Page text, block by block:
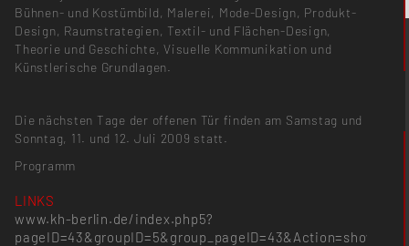
Bühnen- und Kostümbild, Malerei, Mode-Design, Produkt-
Design, Raumstrategien, Textil- und Flächen-Design,
Theorie und Geschichte, Visuelle Kommunikation und
Künstlerische Grundlagen.
Die nächsten Tage der offenen Tür finden am Samstag und
Sonntag, 11. und 12. Juli 2009 statt.
Programm
LINKS
www.kh-berlin.de/index.php5?